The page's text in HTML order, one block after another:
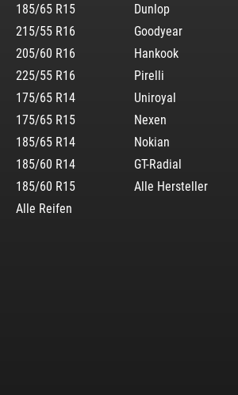
185/65 R15
215/55 R16
205/60 R16
225/55 R16
175/65 R14
175/65 R15
185/65 R14
185/60 R14
185/60 R15
Alle Reifen
Dunlop
Goodyear
Hankook
Pirelli
Uniroyal
Nexen
Nokian
GT-Radial
Alle Hersteller